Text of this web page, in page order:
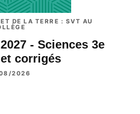
DE LA TERRE : SVT AU
- Sciences 3e
corrigés
2026